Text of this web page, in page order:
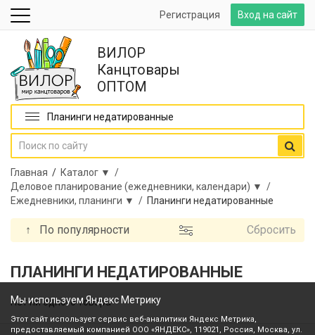
Вход на сайт
Регистрация
ВИЛОР
Канцтовары
ОПТОМ
Планинги недатированные
Главная / Каталог ▼ /
Деловое планирование (ежедневники, календари) ▼ /
Ежедневники, планинги ▼ / Планинги недатированные
↑ По популярности Сбросить
ПЛАНИНГИ НЕДАТИРОВАННЫЕ
Нет ни одного товара
Мы используем Яндекс Метрику
Этот сайт использует сервис веб-аналитики Яндекс Метрика,
предоставляемый компанией ООО «ЯНДЕКС», 119021, Россия, Москва, ул.